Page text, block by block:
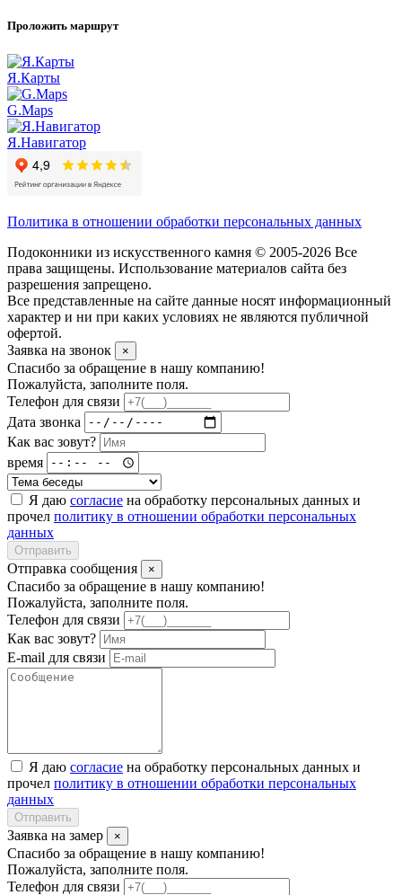
Проложить маршрут
Я.Карты
G.Maps
Я.Навигатор
Политика в отношении обработки персональных данных
Подоконники из искусственного камня © 2005-2026 Все
права защищены. Использование материалов сайта без
разрешения запрещено.
Все представленные на сайте данные носят информационный
характер и ни при каких условиях не являются публичной
офертой.
Заявка на звонок
×
Спасибо за обращение в нашу компанию!
Пожалуйста, заполните поля.
Телефон для связи
Дата звонка
Как вас зовут?
время
Я даю согласие на обработку персональных данных и
прочел политику в отношении обработки персональных
данных
Отправить
Отправка сообщения ×
Спасибо за обращение в нашу компанию!
Пожалуйста, заполните поля.
Телефон для связи
Как вас зовут?
E-mail для связи
Я даю согласие на обработку персональных данных и
прочел политику в отношении обработки персональных
данных
Отправить
Заявка на замер ×
Спасибо за обращение в нашу компанию!
Пожалуйста, заполните поля.
Телефон для связи